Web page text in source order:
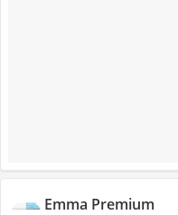
Emma Premium